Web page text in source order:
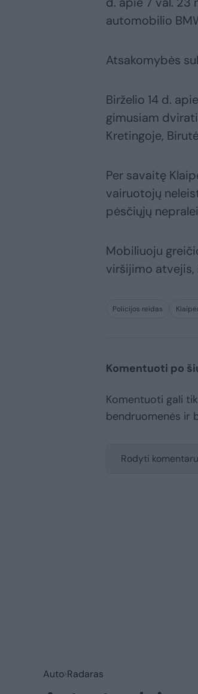
automobilio
Atsakomybės
Birželio 14 d.
gimusiam
Kretingoje,
Per savaitę
vairuotojų
pėsčiųjų
Mobiliuoju
viršijimo atvejis,
Policijos reidas
Komentuoti po
Komentuoti gali
bendruomenės ir
Rodyti
Auto Radaras